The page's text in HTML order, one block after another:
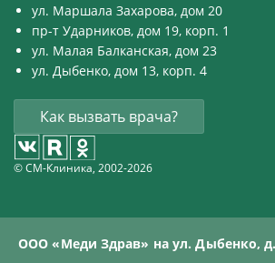
ул. Маршала Захарова, дом 20
пр-т Ударников, дом 19, корп. 1
ул. Малая Балканская, дом 23
ул. Дыбенко, дом 13, корп. 4
Как вызвать врача?
© СМ-Клиника, 2002-2026
ООО «Меди Здрав» на ул. Дыбенко,